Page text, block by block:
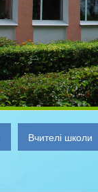
Вчителі школи